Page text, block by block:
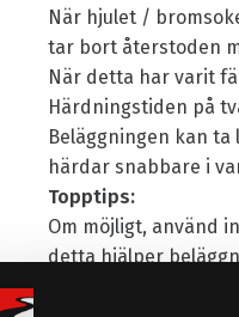
När hjulet /
tar bort återstoden
När detta har varit
Härdningstiden på
Beläggningen kan
härdar snabbare i
Topptips:
Om möjligt, använd
detta hjälper